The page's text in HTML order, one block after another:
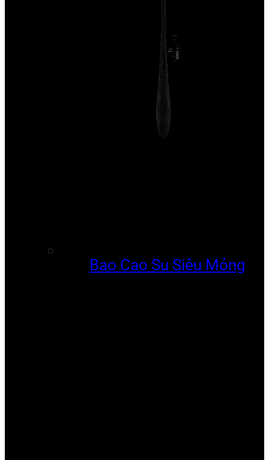
Bao Cao Su Siêu Mỏng